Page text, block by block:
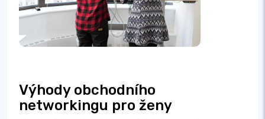
Výhody obchodního
networkingu pro ženy